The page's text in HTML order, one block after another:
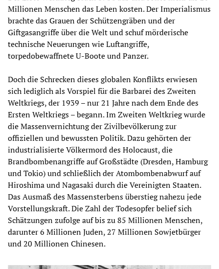
Millionen Menschen das Leben kosten. Der Imperialismus
brachte das Grauen der Schützengräben und der
Giftgasangriffe über die Welt und schuf mörderische
technische Neuerungen wie Luftangriffe,
torpedobewaffnete U-Boote und Panzer.
Doch die Schrecken dieses globalen Konflikts erwiesen
sich lediglich als Vorspiel für die Barbarei des Zweiten
Weltkriegs, der 1939 – nur 21 Jahre nach dem Ende des
Ersten Weltkriegs – begann. Im Zweiten Weltkrieg wurde
die Massenvernichtung der Zivilbevölkerung zur
offiziellen und bewussten Politik. Dazu gehörten der
industrialisierte Völkermord des Holocaust, die
Brandbombenangriffe auf Großstädte (Dresden, Hamburg
und Tokio) und schließlich der Atombombenabwurf auf
Hiroshima und Nagasaki durch die Vereinigten Staaten.
Das Ausmaß des Massensterbens überstieg nahezu jede
Vorstellungskraft. Die Zahl der Todesopfer belief sich
Schätzungen zufolge auf bis zu 85 Millionen Menschen,
darunter 6 Millionen Juden, 27 Millionen Sowjetbürger
und 20 Millionen Chinesen.